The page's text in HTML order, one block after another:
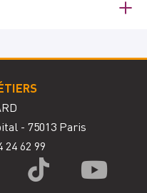
- 75013 Paris
24 62 99